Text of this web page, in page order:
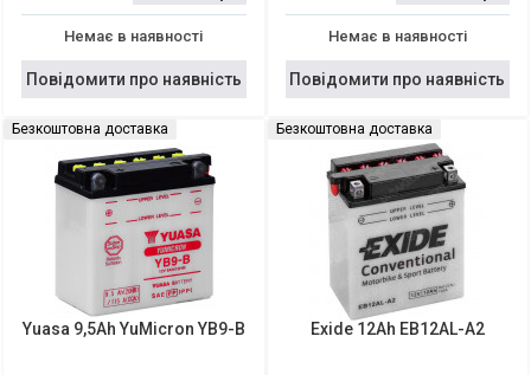
Немає в наявності
Повідомити про наявність
Немає в наявності
Повідомити про наявність
Безкоштовна доставка
Yuasa 9,5Ah YuMicron YB9-B
Безкоштовна доставка
Exide 12Ah EB12AL-A2